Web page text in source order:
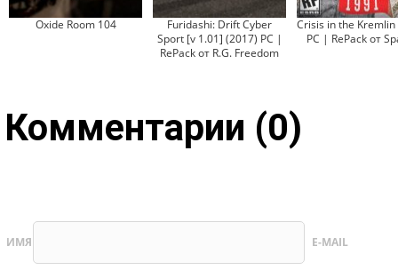
Oxide Room 104
Furidashi: Drift Cyber
Sport [v 1.01] (2017) PC |
RePack от R.G. Freedom
Crisis in the Kremlin
PC | RePack от
Комментарии (0)
ИМЯ E-MAIL